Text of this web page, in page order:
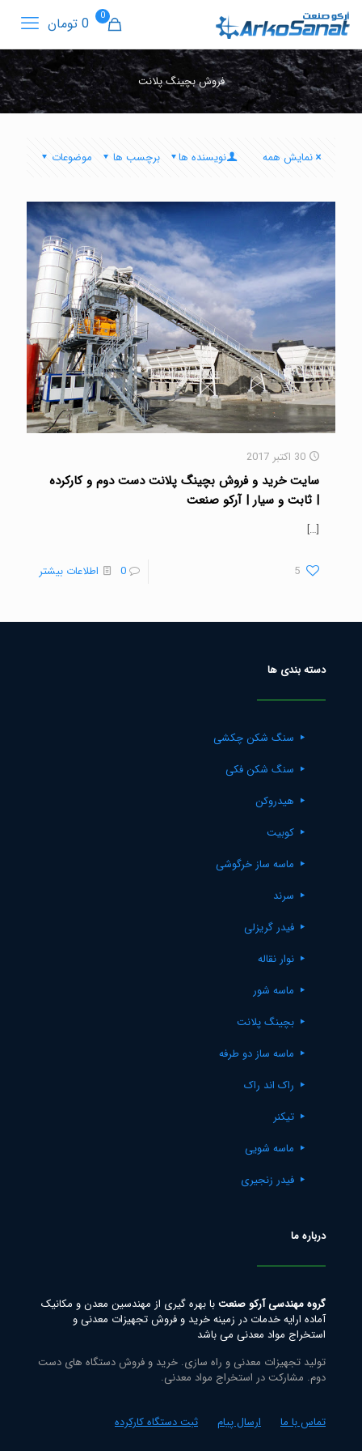
0 0 تومان
فروش بچینگ پلانت
موضوعات برچسب ها نویسنده ها نمایش همه
30 اکتبر 2017
سایت خرید و فروش بچینگ پلانت دست دوم و کارکرده
| ثابت و سیار | آرکو صنعت
[…]
5
0 اطلاعات بیشتر
دسته بندی ها
سنگ شکن چکشی
سنگ شکن فکی
هیدروکن
کوبیت
ماسه ساز خرگوشی
سرند
فیدر گریزلی
نوار نقاله
ماسه شور
بچینگ پلانت
ماسه ساز دو طرفه
راک اند راک
تیکنر
ماسه شویی
فیدر زنجیری
درباره ما
گروه مهندسی آرکو صنعتبا بهره گیری از مهندسین معدن و مکانیک
آماده ارایه خدمات در زمینه خرید و فروش تجهیزات معدنی و
استخراج مواد معدنی می باشد
تولید تجهیزات معدنی و راه سازی. خرید و فروش دستگاه های دست
دوم. مشارکت در استخراج مواد معدنی.
تماس با ما ارسال پیام ثبت دستگاه کارکرده